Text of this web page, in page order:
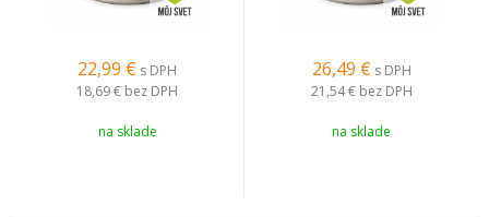
22,99 € s DPH
18,69 € bez DPH
na sklade
26,49 € s DPH
21,54 € bez DPH
na sklade